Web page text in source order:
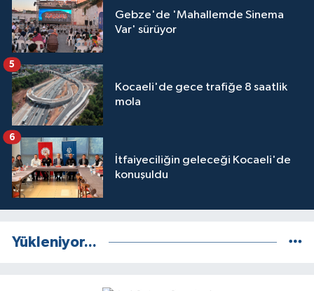
Gebze'de 'Mahallemde Sinema
Var' sürüyor
Kocaeli'de gece trafiğe 8 saatlik
mola
5
İtfaiyeciliğin geleceği Kocaeli'de
konuşuldu
6
Yükleniyor...